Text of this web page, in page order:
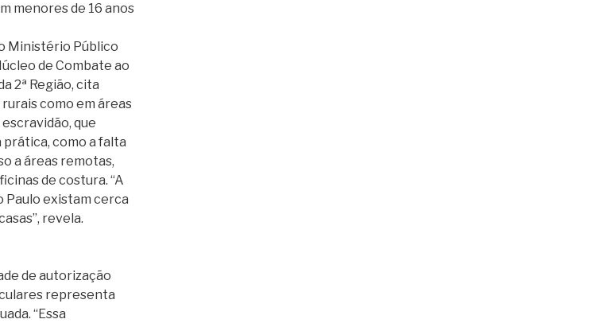
menores de 16 anos
Ministério Público
de Combate ao
2ª Região, cita
como em áreas
que
como a falta
a áreas remotas,
de costura. “A
Paulo existam cerca
revela.
de autorização
representa
“Essa